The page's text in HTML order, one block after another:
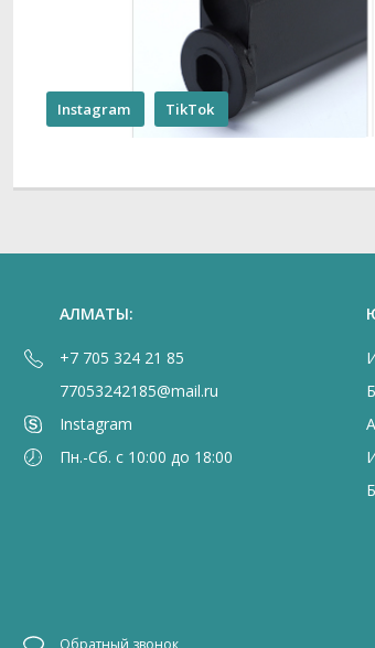
Instagram TikTok
АЛМАТЫ:
+7 705 324 21 85
77053242185@mail.ru
Instagram
Пн.-Сб. с 10:00 до 18:00
Обратный звонок